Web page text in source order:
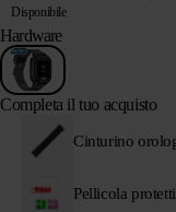
Disponibile
Hardware
Completa il tuo acquisto
Cinturino
Pellicola